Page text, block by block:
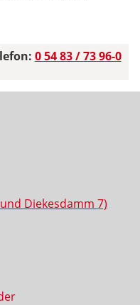
0 54 83 / 73 96-0
Diekesdamm 7)